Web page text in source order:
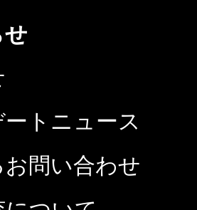
せ
トニュース
問い合わせ